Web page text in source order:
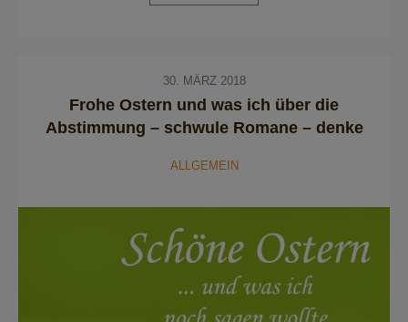
30. MÄRZ 2018
Frohe Ostern und was ich über die
Abstimmung – schwule Romane – denke
ALLGEMEIN